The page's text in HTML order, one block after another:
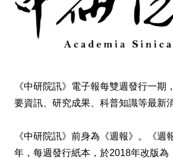
《中研院訊》電子報每雙週發行一期
要資訊、研究成果、科普知識等最新
《中研院訊》前身為《週報》。《週
年，每週發行紙本，於2018年改版為